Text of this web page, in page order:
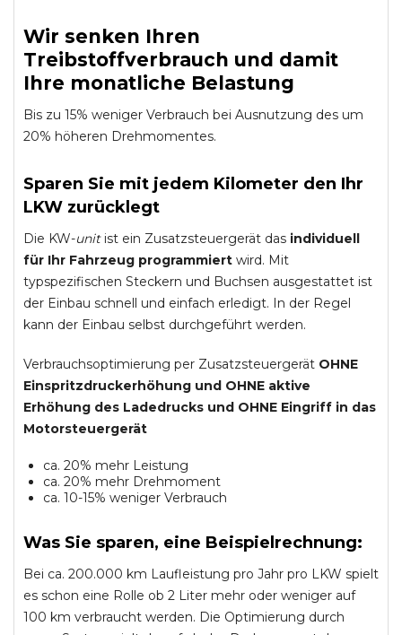
Wir senken Ihren
Treibstoffverbrauch und damit
Ihre monatliche Belastung
Bis zu 15% weniger Verbrauch bei Ausnutzung des um
20% höheren Drehmomentes.
Sparen Sie mit jedem Kilometer den Ihr
LKW zurücklegt
Die KW-unitist ein Zusatzsteuergerät das individuell
für Ihr Fahrzeug programmiert wird. Mit
typspezifischen Steckern und Buchsen ausgestattet ist
der Einbau schnell und einfach erledigt. In der Regel
kann der Einbau selbst durchgeführt werden.
Verbrauchsoptimierung per Zusatzsteuergerät OHNE
Einspritzdruckerhöhung und OHNE aktive
Erhöhung des Ladedrucks und OHNE Eingriff in das
Motorsteuergerät
ca. 20% mehr Leistung
ca. 20% mehr Drehmoment
ca. 10-15% weniger Verbrauch
Was Sie sparen, eine Beispielrechnung:
Bei ca. 200.000 km Laufleistung pro Jahr pro LKW spielt
es schon eine Rolle ob 2 Liter mehr oder weniger auf
100 km verbraucht werden. Die Optimierung durch